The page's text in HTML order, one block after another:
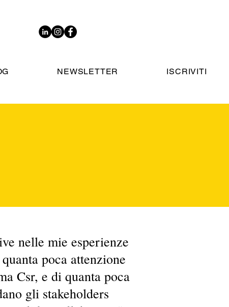
NEWSLETTER ISCRIVITI
nelle mie esperienze
poca attenzione
Csr, e di quanta poca
gli stakeholders